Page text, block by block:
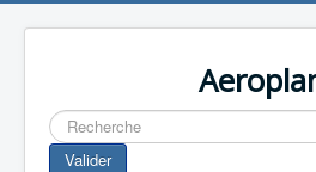
Rechercher
Valider